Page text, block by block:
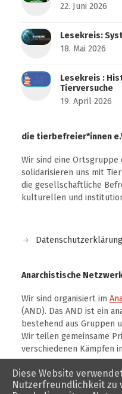
22. Juni 2026
Lesekreis:
18. Mai 2026
Lesekreis :
Tierversuche
19. April 2026
die tierbefreier*innen
Wir sind eine Ortsgruppe
solidarisieren uns mit
die gesellschaftliche
kulturellen und
Datenschutzerklärung
Anarchistische
Wir sind organisiert im
(AND). Das AND ist ein
bestehend aus Gruppen
Wir teilen gemeinsame
verschiedenen Kämpfen
Diese Website
Nutzerfreundlichkeit zu